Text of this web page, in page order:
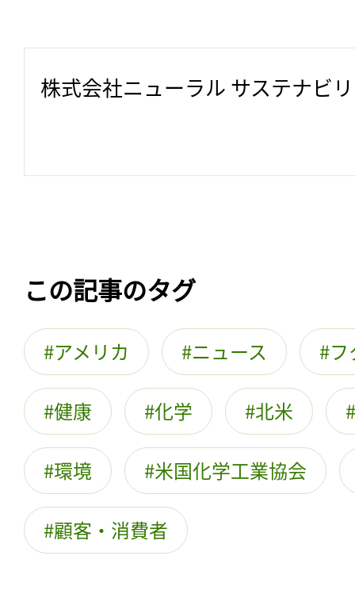
株式会社ニューラル サステナビ
この記事のタグ
アメリカ ニュース
健康 化学 北米
環境 米国化学工業協会
顧客・消費者